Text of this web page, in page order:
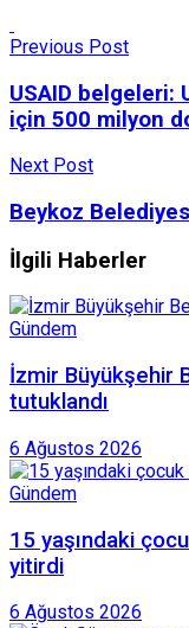
Previous Post
USAID belgeleri:
için 500 milyon
Next Post
Beykoz
İlgili Haberler
Gündem
İzmir Büyükşehir
tutuklandı
6 Ağustos 2026
Gündem
15 yaşındaki
yitirdi
6 Ağustos 2026